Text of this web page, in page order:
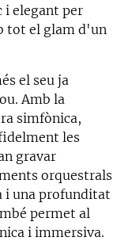
i elegant per
tot el glam d'un
el seu ja
Amb la
simfònica,
les
gravar
orquestrals
i una profunditat
permet al
i immersiva.